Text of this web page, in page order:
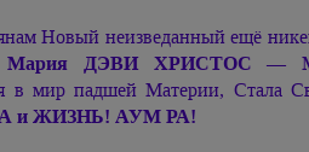
Новый неизведанный ещё
Мария ДЭВИ ХРИСТОС —
в мир падшей Материи, Стала
и ЖИЗНЬ! АУМ РА!